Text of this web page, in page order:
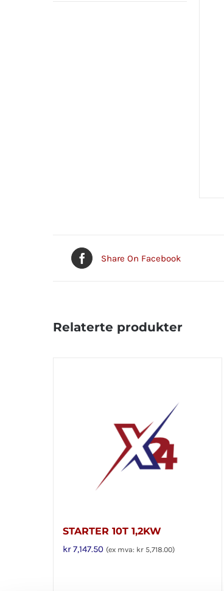
Share On Facebook
Relaterte produkter
STARTER 10T 1,2KW
kr7,147.50 (ex mva: kr 5,718.00)